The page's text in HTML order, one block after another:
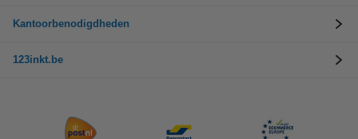
Kantoorbenodigdheden
123inkt.be